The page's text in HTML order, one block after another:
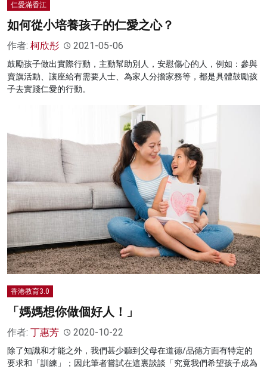
仁愛滿香江
如何從小培養孩子的仁愛之心？
作者: 柯欣彤 2021-05-06
鼓勵孩子做出實際行動，主動幫助別人，安慰傷心的人，例如：參與
賣旗活動、讓座給有需要人士、為家人分擔家務等，都是具體鼓勵孩
子去實踐仁愛的行動。
香港教育3.0
「媽媽想你做個好人！」
作者: 丁惠芳 2020-10-22
除了知識和才能之外，我們甚少聽到父母在道德/品德方面有特定的
要求和「訓練」；因此筆者嘗試在這裏談談「究竟我們希望孩子成為